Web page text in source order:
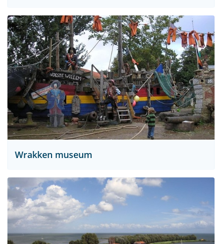
Wrakken museum